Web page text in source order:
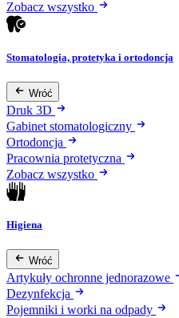
Zobacz wszystko
Stomatologia, protetyka i ortodoncja
Wróć
Druk 3D
Gabinet stomatologiczny
Ortodoncja
Pracownia protetyczna
Zobacz wszystko
Higiena
Wróć
Artykuły ochronne jednorazowe
Dezynfekcja
Pojemniki i worki na odpady